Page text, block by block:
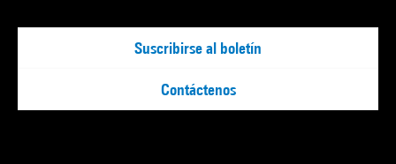
Suscribirse al boletín
Contáctenos